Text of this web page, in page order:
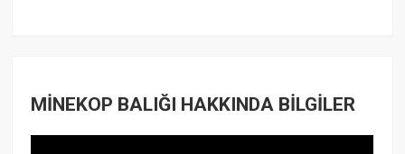
MİNEKOP BALIĞI HAKKINDA BİLGİLER